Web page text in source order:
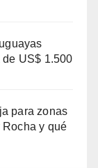
US$ 1.500
para zonas
y qué